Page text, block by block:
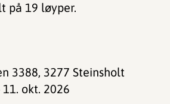
på 19 løyper.
3388, 3277 Steinsholt
okt. 2026